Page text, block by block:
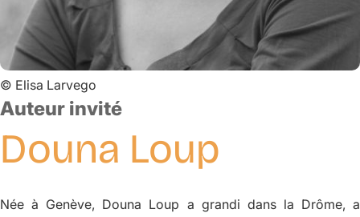
© Elisa Larvego
Auteur invité
Douna Loup
Née à Genève, Douna Loup a grandi dans la Drôme, a